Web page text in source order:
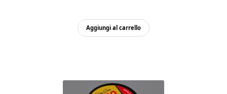
Aggiungi al carrello